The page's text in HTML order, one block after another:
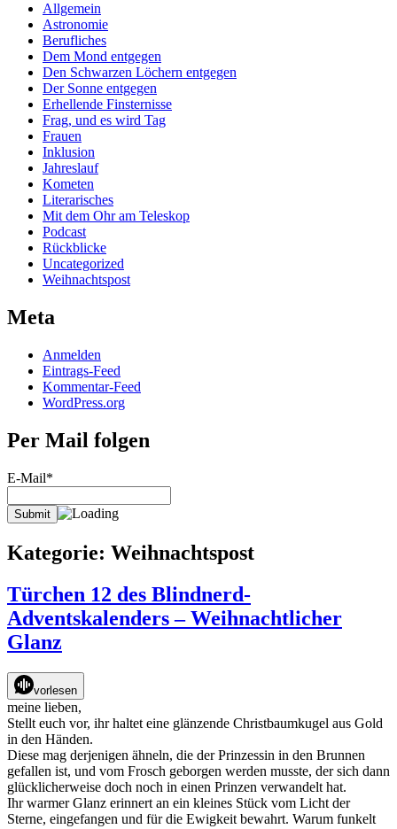
Allgemein
Astronomie
Berufliches
Dem Mond entgegen
Den Schwarzen Löchern entgegen
Der Sonne entgegen
Erhellende Finsternisse
Frag, und es wird Tag
Frauen
Inklusion
Jahreslauf
Kometen
Literarisches
Mit dem Ohr am Teleskop
Podcast
Rückblicke
Uncategorized
Weihnachtspost
Meta
Anmelden
Eintrags-Feed
Kommentar-Feed
WordPress.org
Per Mail folgen
E-Mail*
Kategorie: Weihnachtspost
Türchen 12 des Blindnerd-
Adventskalenders – Weihnachtlicher
Glanz
vorlesen
meine lieben,
Stellt euch vor, ihr haltet eine glänzende Christbaumkugel aus Gold
in den Händen.
Diese mag derjenigen ähneln, die der Prinzessin in den Brunnen
gefallen ist, und vom Frosch geborgen werden musste, der sich dann
glücklicherweise doch noch in einen Prinzen verwandelt hat.
Ihr warmer Glanz erinnert an ein kleines Stück vom Licht der
Sterne, eingefangen und für die Ewigkeit bewahrt. Warum funkelt